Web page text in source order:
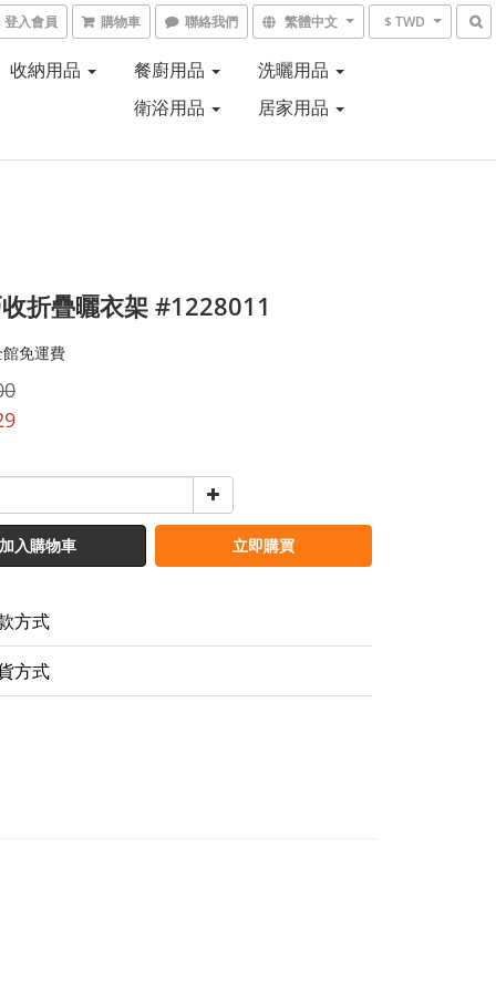
登入會員 購物車 聯絡我們 繁體中文 $ TWD
收納用品 餐廚用品
洗曬用品
衛浴用品
居家用品
折疊曬衣架 #1228011
免運費
加入購物車 立即購買
方式
方式